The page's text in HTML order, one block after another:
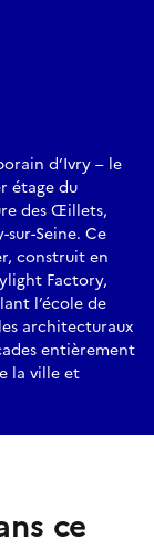
d’Ivry – le
étage du
des Œillets,
Seine. Ce
construit en
Factory,
l’école de
architecturaux
entièrement
la ville et
ce